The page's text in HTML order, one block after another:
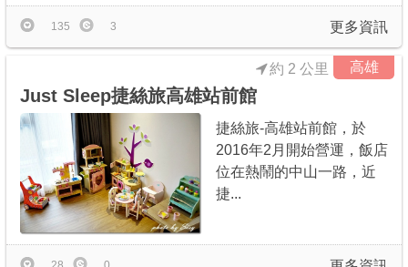
更多資訊
135 3
高雄
Just Sleep捷絲旅高雄站前館
約 2 公里
捷絲旅-高雄站前館，於
2016年2月開始營運，飯店
位在熱鬧的中山一路，近
捷...